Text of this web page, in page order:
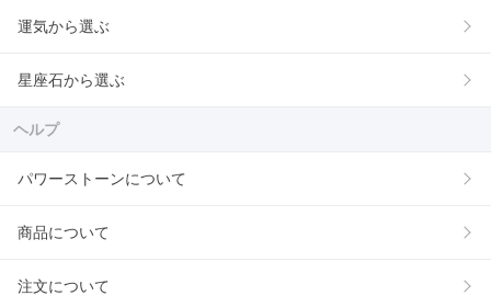
運気から選ぶ
星座石から選ぶ
ヘルプ
パワーストーンについて
商品について
注文について